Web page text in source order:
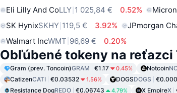
Eli Lilly And CoLLY 1 025,84 € 0.52%
SK HynixSKHY 119,5 € 3.92% JPmorgan
Walmart IncWMT 96,69 € 0.20%
Obľúbené tokeny na reťazci
Gram (prev. Toncoin)GRAM €1.17 0.45% Notcoin
CatizenCATI €0.03532 1.56% DOGSDOGS
Resistance DogREDO €0.06743 4.79% X EmpireX